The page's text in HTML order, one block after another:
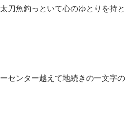
刀魚釣っといて心のゆとりを持と
センター越えて地続きの一文字の